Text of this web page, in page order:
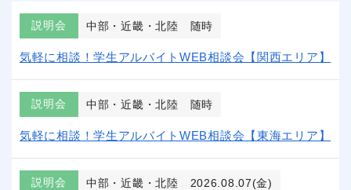
説明会 中部・近畿・北陸 随時
気軽に相談！学生アルバイトWEB相談会【関西エリア】
説明会 中部・近畿・北陸 随時
気軽に相談！学生アルバイトWEB相談会【東海エリア】
説明会 中部・近畿・北陸 2026.08.07(金)